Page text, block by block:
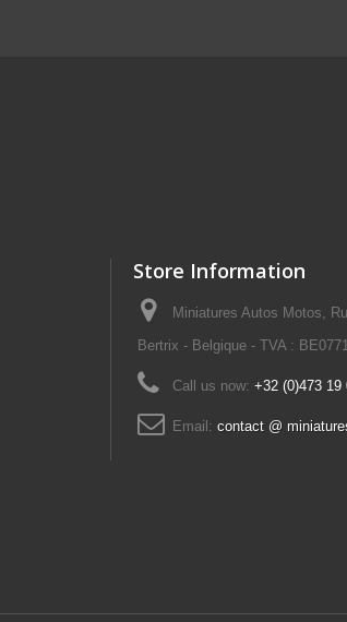
Store Information
Miniatures Autos Motos,
Bertrix - Belgique - TVA :
Call us now: +32 (0)473 19
Email: contact @